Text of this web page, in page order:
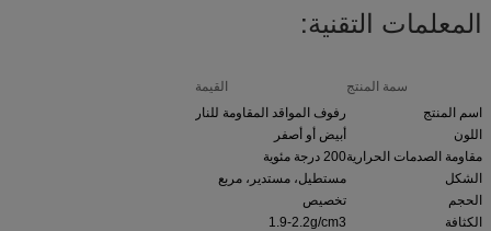
المعلمات التقنية:
سمة المنتج
القيمة
اسم المنتج
رفوف المواقد المقاومة للنار
اللون
أبيض أو أصفر
مقاومة الصدمات الحرارية200 درجة مئوية
الشكل
مستطيل، مستدير، مربع
الحجم
تخصيص
الكثافة
1.9-2.2g/cm3